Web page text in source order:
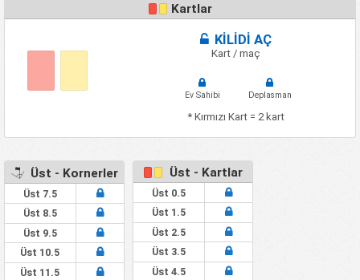
Kartlar
KİLİDİ AÇ
Kart / maç
Ev Sahibi Deplasman
* Kırmızı Kart = 2 kart
Üst - Kornerler
Üst 7.5
Üst 8.5
Üst 9.5
Üst 10.5
Üst 11.5
Üst - Kartlar
Üst 0.5
Üst 1.5
Üst 2.5
Üst 3.5
Üst 4.5